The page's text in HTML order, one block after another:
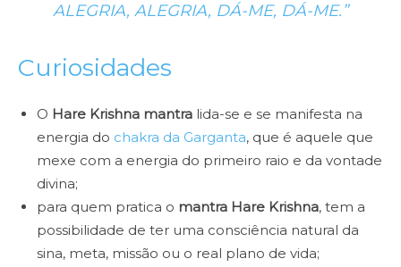
ALEGRIA, ALEGRIA, DÁ-ME, DÁ-ME.”
Curiosidades
O Hare Krishna mantra lida-se e se manifesta na
energia do chakra da Garganta, que é aquele que
mexe com a energia do primeiro raio e da vontade
divina;
para quem pratica o mantra Hare Krishna, tem a
possibilidade de ter uma consciência natural da
sina, meta, missão ou o real plano de vida;